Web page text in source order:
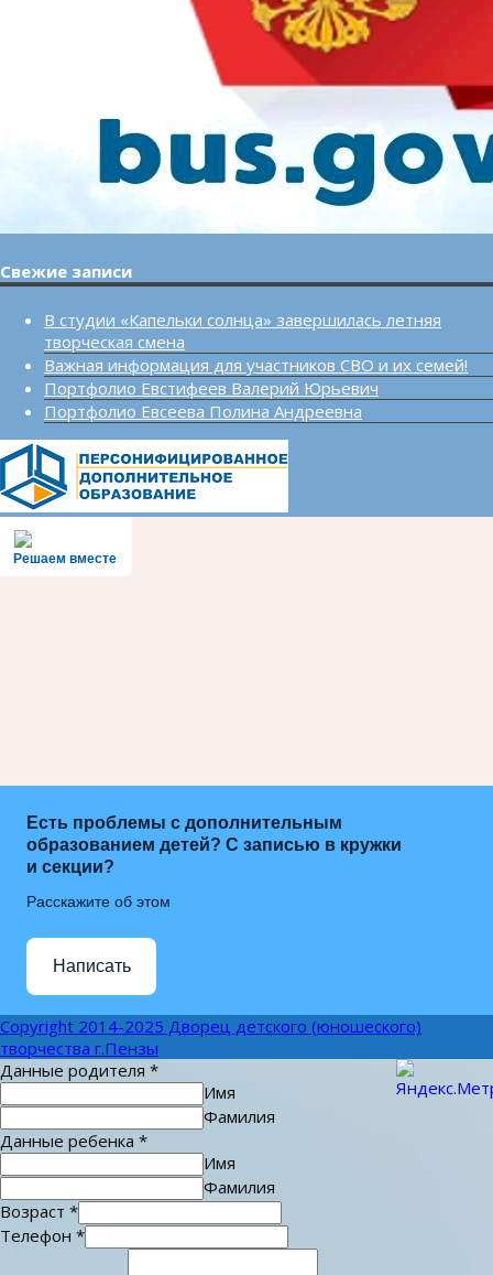
Свежие записи
В студии «Капельки солнца» завершилась летняя
творческая смена
Важная информация для участников СВО и их семей!
Портфолио Евстифеев Валерий Юрьевич
Портфолио Евсеева Полина Андреевна
Решаем вместе
Есть проблемы с дополнительным
образованием детей? С записью в кружки
и секции?
Расскажите об этом
Написать
Copyright 2014-2025 Дворец детского (юношеского)
творчества г.Пензы
Данные родителя *
Имя
Фамилия
Данные ребенка *
Имя
Фамилия
Возраст *
Телефон *